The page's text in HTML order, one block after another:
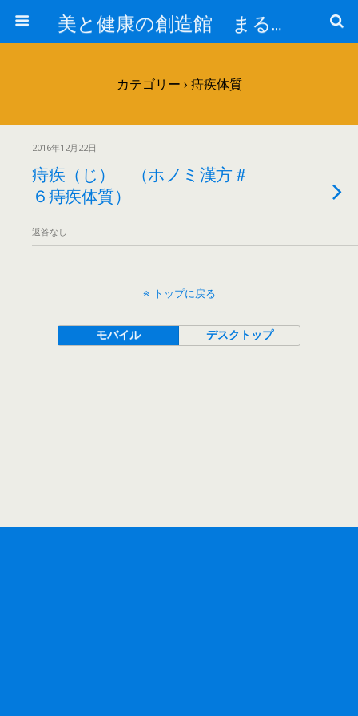
美と健康の創造館 まるとみ薬品 ぐんまの薬屋 芳さんのブログ
カテゴリー › 痔疾体質
2016年12月22日
痔疾（じ） （ホノミ漢方＃
６痔疾体質）
返答なし
トップに戻る
モバイル デスクトップ